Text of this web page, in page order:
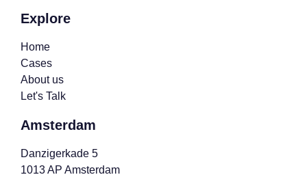
Explore
Home
Cases
About us
Let's Talk
Amsterdam
Danzigerkade 5
1013 AP Amsterdam